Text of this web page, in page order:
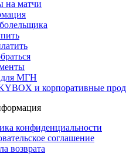
на матчи
для МГН
и корпоративные
конфиденциальности
соглашение
возврата